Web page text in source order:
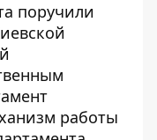
поручили
работы